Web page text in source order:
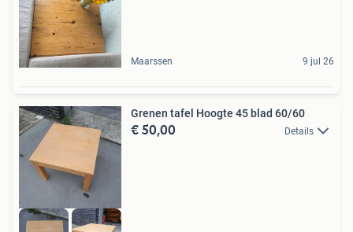
Maarssen 9 jul 26
Grenen tafel Hoogte 45 blad 60/60
€ 50,00 Details